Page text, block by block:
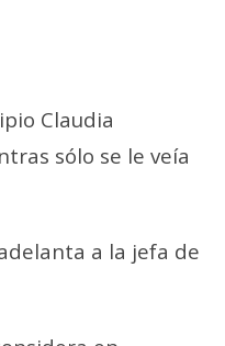
Claudia
sólo se le veía
a la jefa de